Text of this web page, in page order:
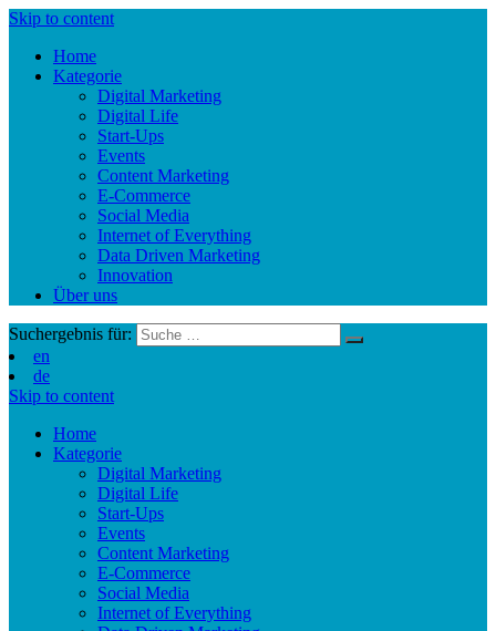
Skip to content
Home
Kategorie
Digital Marketing
Digital Life
Start-Ups
Events
Content Marketing
E-Commerce
Social Media
Internet of Everything
Data Driven Marketing
Innovation
Über uns
Suchergebnis für:
en
de
Skip to content
Home
Kategorie
Digital Marketing
Digital Life
Start-Ups
Events
Content Marketing
E-Commerce
Social Media
Internet of Everything